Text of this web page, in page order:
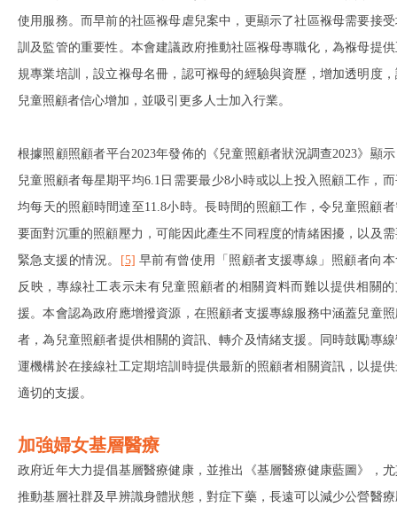
使用服務。而早前的社區褓母虐兒案中，更顯示了社區褓母需要接
訓及監管的重要性。本會建議政府推動社區褓母專職化，為褓母提
規專業培訓，設立褓母名冊，認可褓母的經驗與資歷，增加透明度
兒童照顧者信心增加，並吸引更多人士加入行業。
根據照顧照顧者平台2023年發佈的《兒童照顧者狀況調查2023》顯
兒童照顧者每星期平均6.1日需要最少8小時或以上投入照顧工作，
均每天的照顧時間達至11.8小時。長時間的照顧工作，令兒童照顧
要面對沉重的照顧壓力，可能因此產生不同程度的情緒困擾，以及
緊急支援的情況。 [5] 早前有曾使用「照顧者支援專線」照顧者向本
反映，專線社工表示未有兒童照顧者的相關資料而難以提供相關的
援。本會認為政府應增撥資源，在照顧者支援專線服務中涵蓋兒童
者，為兒童照顧者提供相關的資訊、轉介及情緒支援。同時鼓勵專
運機構於在接線社工定期培訓時提供最新的照顧者相關資訊，以提
適切的支援。
加強婦女基層醫療
政府近年大力提倡基層醫療健康，並推出《基層醫療健康藍圖》，
推動基層社群及早辨識身體狀態，對症下藥，長遠可以減少公營醫